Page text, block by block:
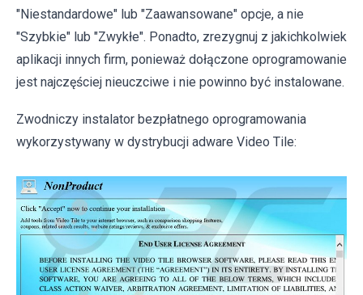
"Niestandardowe" lub "Zaawansowane" opcje, a nie
"Szybkie" lub "Zwykłe". Ponadto, zrezygnuj z jakichkolwiek
aplikacji innych firm, ponieważ dołączone oprogramowanie
jest najczęściej nieuczciwe i nie powinno być instalowane.
Zwodniczy instalator bezpłatnego oprogramowania
wykorzystywany w dystrybucji adware Video Tile: